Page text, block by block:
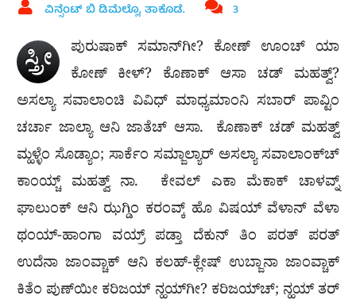
ವಿನ್ಸೆಂಟ್ ಬಿ ಡಿಮೆಲ್ಲೊ, ತಾಕೊಡೆ. 3
ಸ್ತ್ರೀ
ಪುರುಷಾಕ್ ಸಮಾನ್‍ಗೀ? ಕೋಣ್ ಊಂಚ್ ಯಾ
ಕೋಣ್ ಕೀಳ್? ಕೊಣಾಕ್ ಆಸಾ ಚಡ್ ಮಹತ್ವ್?
ಅಸಲ್ಯಾ ಸವಾಲಾಂಚಿ ವಿವಿಧ್ ಮಾಧ್ಯಮಾಂನಿ ಸಬಾರ್ ಪಾವ್ಟಿಂ
ಚರ್ಚಾ ಜಾಲ್ಯಾ ಆನಿ ಜಾತೆಚ್ ಆಸಾ. ಕೊಣಾಕ್ ಚಡ್ ಮಹತ್ವ್
ಮ್ಹಳ್ಳೆಂ ಸೊಡ್ಯಾಂ; ಸಾರ್ಕೆಂ ಸಮ್ಜಾಲ್ಯಾರ್ ಅಸಲ್ಯಾ ಸವಾಲಾಂಕ್‍ಚ್
ಕಾಂಯ್ಚ್ ಮಹತ್ವ್ ನಾ. ಕೇವಲ್ ಎಕಾ ಮೆಕಾಕ್ ಚಾಳವ್ನ್
ಘಾಲುಂಕ್ ಆನಿ ಝಗ್ಡಿಂ ಕರಂವ್ಕ್ ಹೊ ವಿಷಯ್ ವೆಳಾನ್ ವೆಳಾ
ಥಂಯ್-ಹಾಂಗಾ ವಯ್ರ್ ಪಡ್ತಾ ದೆಕುನ್ ತಿಂ ಪರತ್ ಪರತ್
ಉದೆನಾ ಜಾಂವ್ಚಾಕ್ ಆನಿ ಕಲಹ್-ಕ್ಲೇಷ್ ಉಬ್ಜಾನಾ ಜಾಂವ್ಚಾಕ್
ಕಿತೆಂ ಪುಣ್‍ಯೀ ಕರಿಜಯ್ ನ್ಹಯ್‍ಗೀ? ಕರಿಜಯ್‍ಚ್; ನ್ಹಯ್ ತರ್